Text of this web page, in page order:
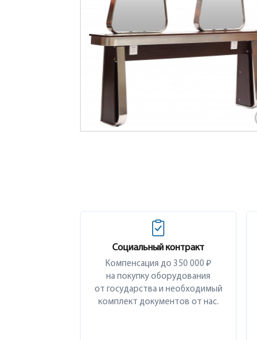
Социальный контракт
Компенсация до 350 000 ₽
на покупку оборудования
от государства и необходимый
комплект документов от нас.